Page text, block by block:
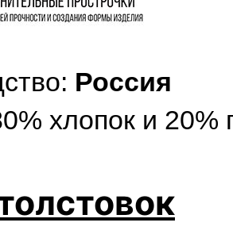
Россия
хлопок и 20%